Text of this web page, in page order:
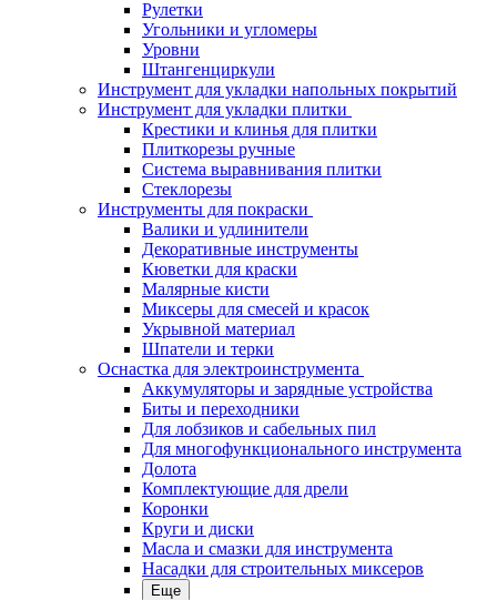
Рулетки
Угольники и угломеры
Уровни
Штангенциркули
Инструмент для укладки напольных покрытий
Инструмент для укладки плитки
Крестики и клинья для плитки
Плиткорезы ручные
Система выравнивания плитки
Стеклорезы
Инструменты для покраски
Валики и удлинители
Декоративные инструменты
Кюветки для краски
Малярные кисти
Миксеры для смесей и красок
Укрывной материал
Шпатели и терки
Оснастка для электроинструмента
Аккумуляторы и зарядные устройства
Биты и переходники
Для лобзиков и сабельных пил
Для многофункционального инструмента
Долота
Комплектующие для дрели
Коронки
Круги и диски
Масла и смазки для инструмента
Насадки для строительных миксеров
Еще